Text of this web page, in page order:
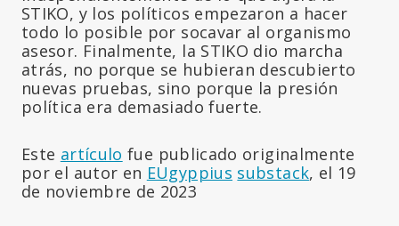
STIKO, y los políticos empezaron a hacer
todo lo posible por socavar al organismo
asesor. Finalmente, la STIKO dio marcha
atrás, no porque se hubieran descubierto
nuevas pruebas, sino porque la presión
política era demasiado fuerte.
Este artículo fue publicado originalmente
por el autor en EUgyppius substack, el 19
de noviembre de 2023